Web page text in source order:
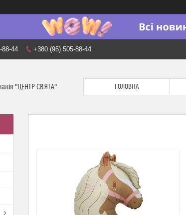
88-44 +380 (95) 505-88-44
"ЦЕНТР СВЯТА" ГОЛОВНА